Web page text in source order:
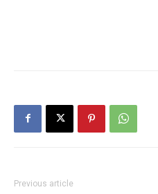
Previous article